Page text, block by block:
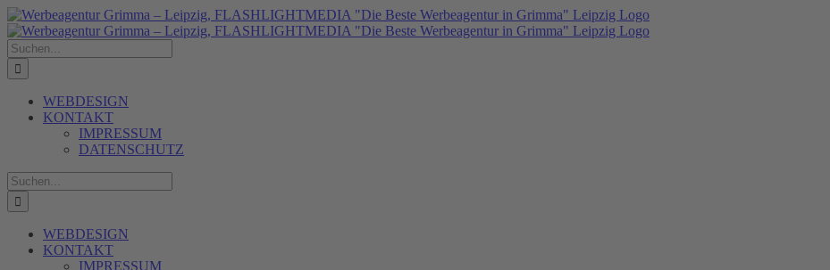
Zum
Inhalt
springen
Suche
nach:
WEBDESIGN
KONTAKT
IMPRESSUM
DATENSCHUTZ
Suche
nach:
WEBDESIGN
KONTAKT
IMPRESSUM